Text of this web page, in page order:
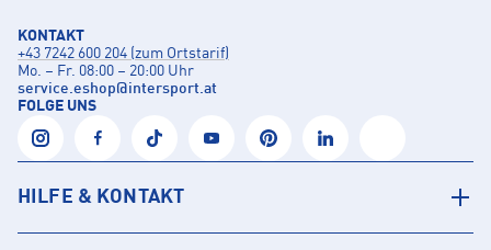
KONTAKT
+43 7242 600 204 (zum Ortstarif)
Mo. – Fr. 08:00 – 20:00 Uhr
service.eshop@intersport.at
FOLGE UNS
HILFE & KONTAKT